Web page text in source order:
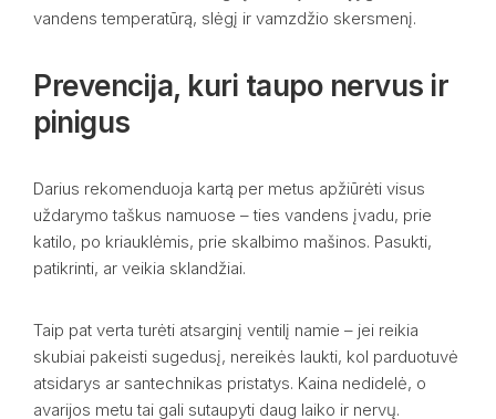
vandens temperatūrą, slėgį ir vamzdžio skersmenį.
Prevencija, kuri taupo nervus ir
pinigus
Darius rekomenduoja kartą per metus apžiūrėti visus
uždarymo taškus namuose – ties vandens įvadu, prie
katilo, po kriauklėmis, prie skalbimo mašinos. Pasukti,
patikrinti, ar veikia sklandžiai.
Taip pat verta turėti atsarginį ventilį namie – jei reikia
skubiai pakeisti sugedusį, nereikės laukti, kol parduotuvė
atsidarys ar santechnikas pristatys. Kaina nedidelė, o
avarijos metu tai gali sutaupyti daug laiko ir nervų.